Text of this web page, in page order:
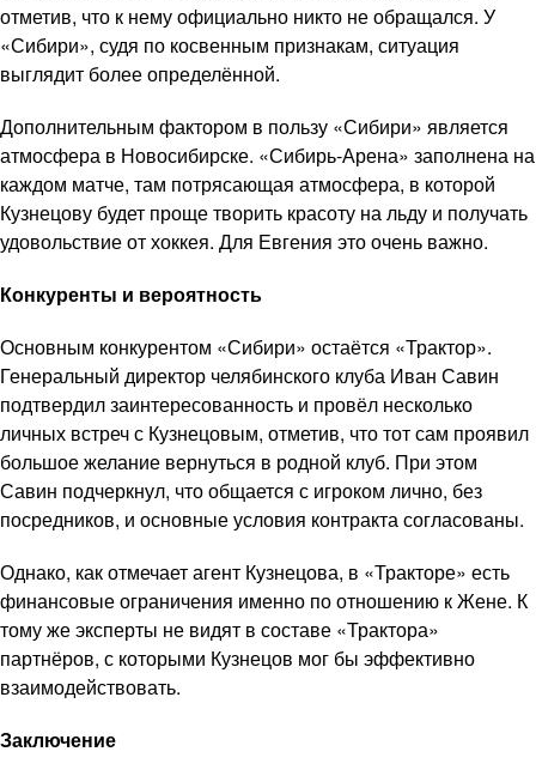
отметив, что к нему официально никто не обращался. У
«Сибири», судя по косвенным признакам, ситуация
выглядит более определённой.
Дополнительным фактором в пользу «Сибири» является
атмосфера в Новосибирске. «Сибирь-Арена» заполнена на
каждом матче, там потрясающая атмосфера, в которой
Кузнецову будет проще творить красоту на льду и получать
удовольствие от хоккея. Для Евгения это очень важно.
Конкуренты и вероятность
Основным конкурентом «Сибири» остаётся «Трактор».
Генеральный директор челябинского клуба Иван Савин
подтвердил заинтересованность и провёл несколько
личных встреч с Кузнецовым, отметив, что тот сам проявил
большое желание вернуться в родной клуб. При этом
Савин подчеркнул, что общается с игроком лично, без
посредников, и основные условия контракта согласованы.
Однако, как отмечает агент Кузнецова, в «Тракторе» есть
финансовые ограничения именно по отношению к Жене. К
тому же эксперты не видят в составе «Трактора»
партнёров, с которыми Кузнецов мог бы эффективно
взаимодействовать.
Заключение